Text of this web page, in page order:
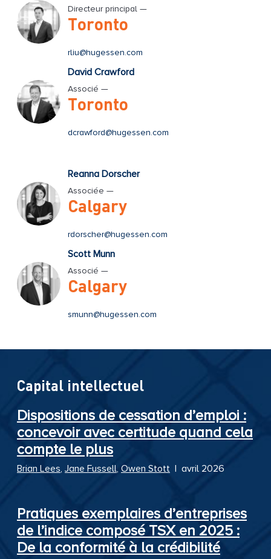
Directeur principal —
Toronto
rliu@hugessen.com
David Crawford
Associé —
Toronto
dcrawford@hugessen.com
Reanna Dorscher
Associée —
Calgary
rdorscher@hugessen.com
Scott Munn
Associé —
Calgary
smunn@hugessen.com
Capital intellectuel
Dispositions de cessation d’emploi :
concevoir avec certitude quand cela
compte le plus
Brian Lees, Jane Fussell, Owen Stott avril 2026
Pratiques exemplaires d’entreprises
de l’indice composé TSX en 2025 :
De la conformité à la crédibilité